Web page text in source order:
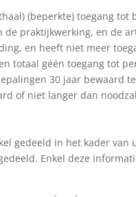
(beperkte) toegang
praktijkwerking, en de
en heeft niet meer
totaal géén toegang tot
30 jaar
of niet langer dan
gedeeld in het kader
Enkel deze